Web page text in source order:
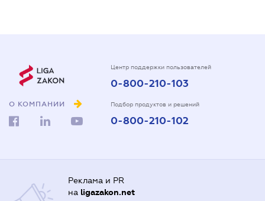
О КОМПАНИИ
Центр поддержки пользователей
0-800-210-103
Подбор продуктов и решений
0-800-210-102
Реклама и PR
на ligazakon.net